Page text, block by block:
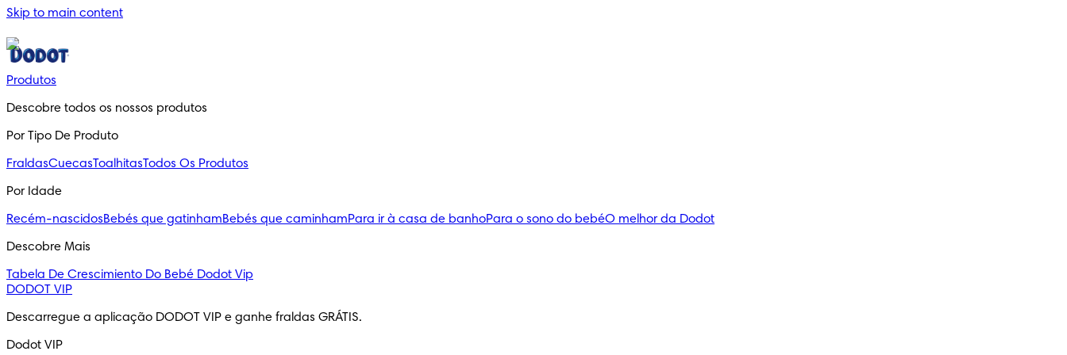
Skip to main content
Produtos
Descobre todos os nossos produtos
Por Tipo De Produto
FraldasCuecasToalhitasTodos Os Produtos
Por Idade
Recém-nascidosBebés que gatinhamBebés que caminhamPara ir à casa de banhoPara o sono do bebéO melhor da Dodot
Descobre Mais
Tabela De Crescimiento Do Bebé Dodot Vip
DODOT VIP
Descarregue a aplicação DODOT VIP e ganhe fraldas GRÁTIS.
Dodot VIP